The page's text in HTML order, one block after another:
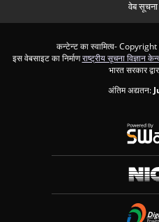
वेब
कन्टेन्ट का स्वामित्व-
इस वेबसाइट का निर्माणराष्ट्रीय सूचना विज्ञान
भारत सरकार
अंतिम अद्यतन: